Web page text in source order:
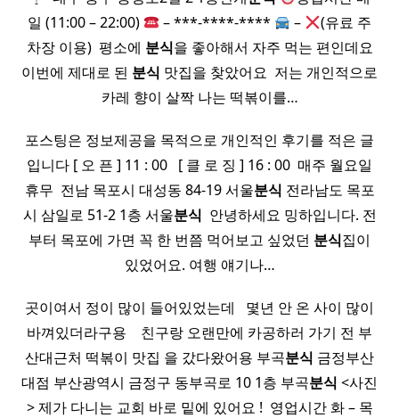
일 (11:00 – 22:00)
– ***-****-**** –
(유료 주
차장 이용) ​ 평소에 분식을 좋아해서 자주 먹는 편인데요
이번에 제대로 된 분식 맛집을 찾았어요 ​ 저는 개인적으로
카레 향이 살짝 나는 떡볶이를…
포스팅은 정보제공을 목적으로 개인적인 후기를 적은 글
입니다 [ 오 픈 ] 11 : 00 ​ ​ [ 클 로 징 ] 16 : 00 ​ 매주 월요일
휴무 ​ 전남 목포시 대성동 84-19 서울분식 전라남도 목포
시 삼일로 51-2 1층 서울분식 ​ 안녕하세요 밍하입니다. 전
부터 목포에 가면 꼭 한 번쯤 먹어보고 싶었던 분식집이
있었어요. 여행 얘기나…
곳이여서 정이 많이 들어있었는데 ​ ​ 몇년 안 온 사이 많이
바껴있더라구용 ​ ​ ​ 친구랑 오랜만에 카공하러 가기 전 부
산대근처 떡볶이 맛집 을 갔다왔어용 부곡분식 금정부산
대점 부산광역시 금정구 동부곡로 10 1층 부곡분식 <사진
> 제가 다니는 교회 바로 밑에 있어요 ! ​ 영업시간 화 – 목